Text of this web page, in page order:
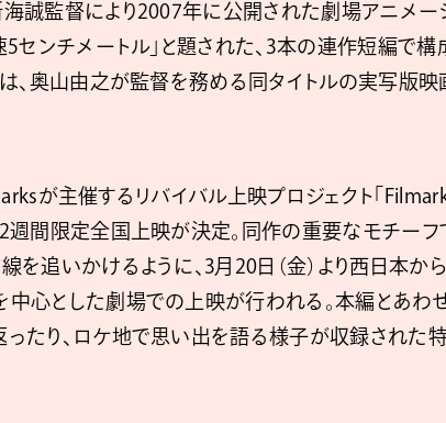
海誠監督により2007年に公開された劇場アニメーシ
5センチメートル」と題された、3本の連作短編で
、奥⼭由之が監督を務める同タイトルの実写版映
が主催するリバイバル上映プロジェクト「
2週間限定全国上映が決定。同作の重要なモチーフ
を追いかけるように、3月20日（金）より西日本か
中心とした劇場での上映が行われる。本編とあわ
ったり、ロケ地で思い出を語る様子が収録された